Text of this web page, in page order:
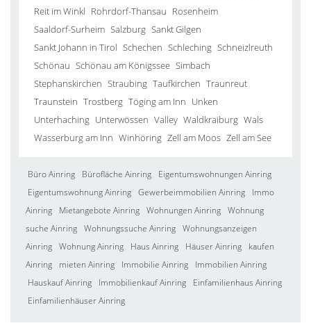
Reit im Winkl Rohrdorf-Thansau Rosenheim
Saaldorf-Surheim Salzburg Sankt Gilgen
Sankt Johann in Tirol Schechen Schleching Schneizlreuth
Schönau Schönau am Königssee Simbach
Stephanskirchen Straubing Taufkirchen Traunreut
Traunstein Trostberg Töging am Inn Unken
Unterhaching Unterwössen Valley Waldkraiburg Wals
Wasserburg am Inn Winhöring Zell am Moos Zell am See
Büro Ainring Bürofläche Ainring
Eigentumswohnungen Ainring
Eigentumswohnung Ainring Gewerbeimmobilien Ainring
Immo
Ainring
Mietangebote Ainring Wohnungen Ainring Wohnung
suche Ainring Wohnungssuche Ainring Wohnungsanzeigen
Ainring Wohnung Ainring Haus Ainring Häuser Ainring
kaufen
Ainring
mieten Ainring Immobilie Ainring
Immobilien Ainring
Hauskauf Ainring
Immobilienkauf Ainring
Einfamilienhaus Ainring
Einfamilienhäuser Ainring